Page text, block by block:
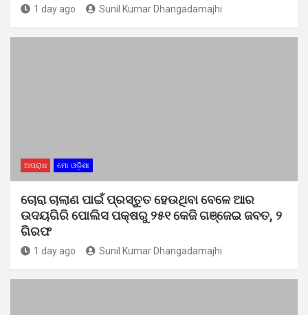
1 day ago Sunil Kumar Dhangadamajhi
ଅପରାଧ ମୋ ଓଡ଼ିଶା
ଚୋରା ଚାଲାଣ ପାଇଁ ପ୍ରସ୍ତୁତ ହେଉଥିବା ବେଳେ ଆର
ଉଦୟଗିରି ପୋଲିସ ପକ୍ଷରୁ ୨୫୧ କେଜି ଗଞ୍ଜେଇ ଜବତ, ୨
ଗିରଫ
1 day ago Sunil Kumar Dhangadamajhi